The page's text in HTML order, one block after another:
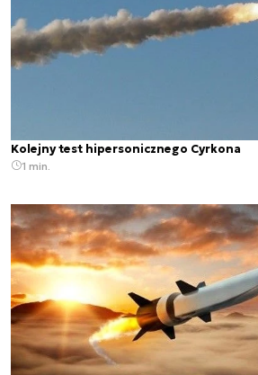
Kolejny test hipersonicznego Cyrkona
1 min.